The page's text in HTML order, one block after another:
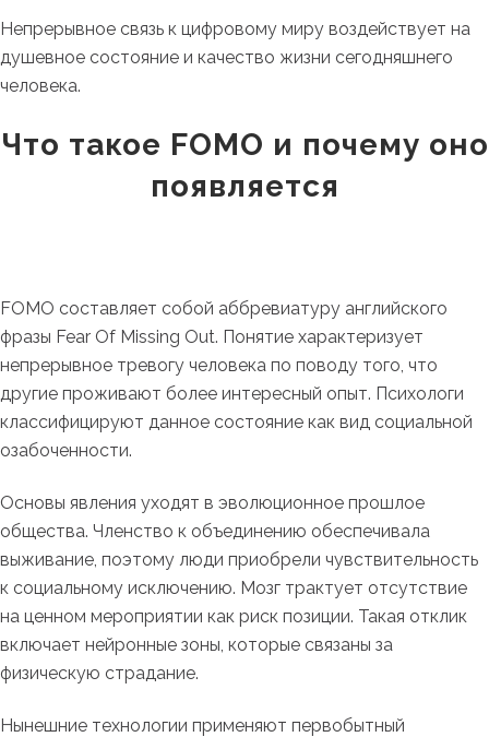
Непрерывное связь к цифровому миру воздействует на
душевное состояние и качество жизни сегодняшнего
человека.
Что такое FOMO и почему оно
появляется
FOMO составляет собой аббревиатуру английского
фразы Fear Of Missing Out. Понятие характеризует
непрерывное тревогу человека по поводу того, что
другие проживают более интересный опыт. Психологи
классифицируют данное состояние как вид социальной
озабоченности.
Основы явления уходят в эволюционное прошлое
общества. Членство к объединению обеспечивала
выживание, поэтому люди приобрели чувствительность
к социальному исключению. Мозг трактует отсутствие
на ценном мероприятии как риск позиции. Такая отклик
включает нейронные зоны, которые связаны за
физическую страдание.
Нынешние технологии применяют первобытный